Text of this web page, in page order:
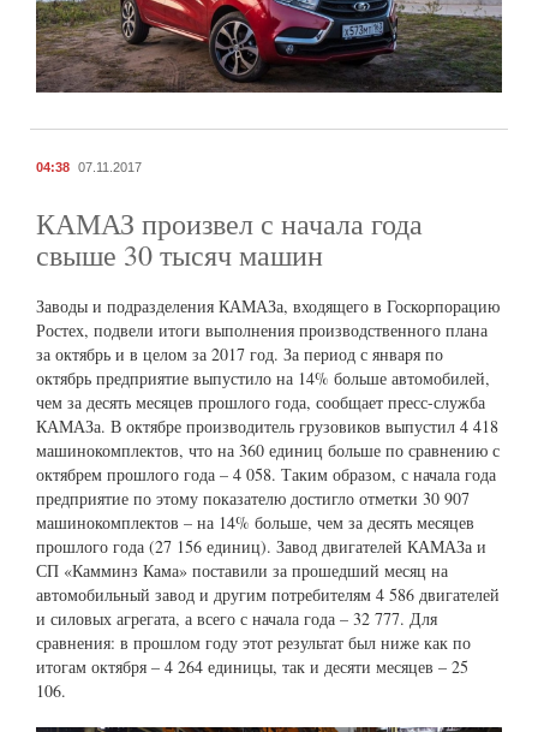
04:38 07.11.2017
КАМАЗ произвел с начала года
свыше 30 тысяч машин
Заводы и подразделения КАМАЗа, входящего в Госкорпорацию
Ростех, подвели итоги выполнения производственного плана
за октябрь и в целом за 2017 год. За период с января по
октябрь предприятие выпустило на 14% больше автомобилей,
чем за десять месяцев прошлого года, сообщает пресс-служба
КАМАЗа. В октябре производитель грузовиков выпустил 4 418
машинокомплектов, что на 360 единиц больше по сравнению с
октябрем прошлого года – 4 058. Таким образом, с начала года
предприятие по этому показателю достигло отметки 30 907
машинокомплектов – на 14% больше, чем за десять месяцев
прошлого года (27 156 единиц). Завод двигателей КАМАЗа и
СП «Камминз Кама» поставили за прошедший месяц на
автомобильный завод и другим потребителям 4 586 двигателей
и силовых агрегата, а всего с начала года – 32 777. Для
сравнения: в прошлом году этот результат был ниже как по
итогам октября – 4 264 единицы, так и десяти месяцев – 25
106.